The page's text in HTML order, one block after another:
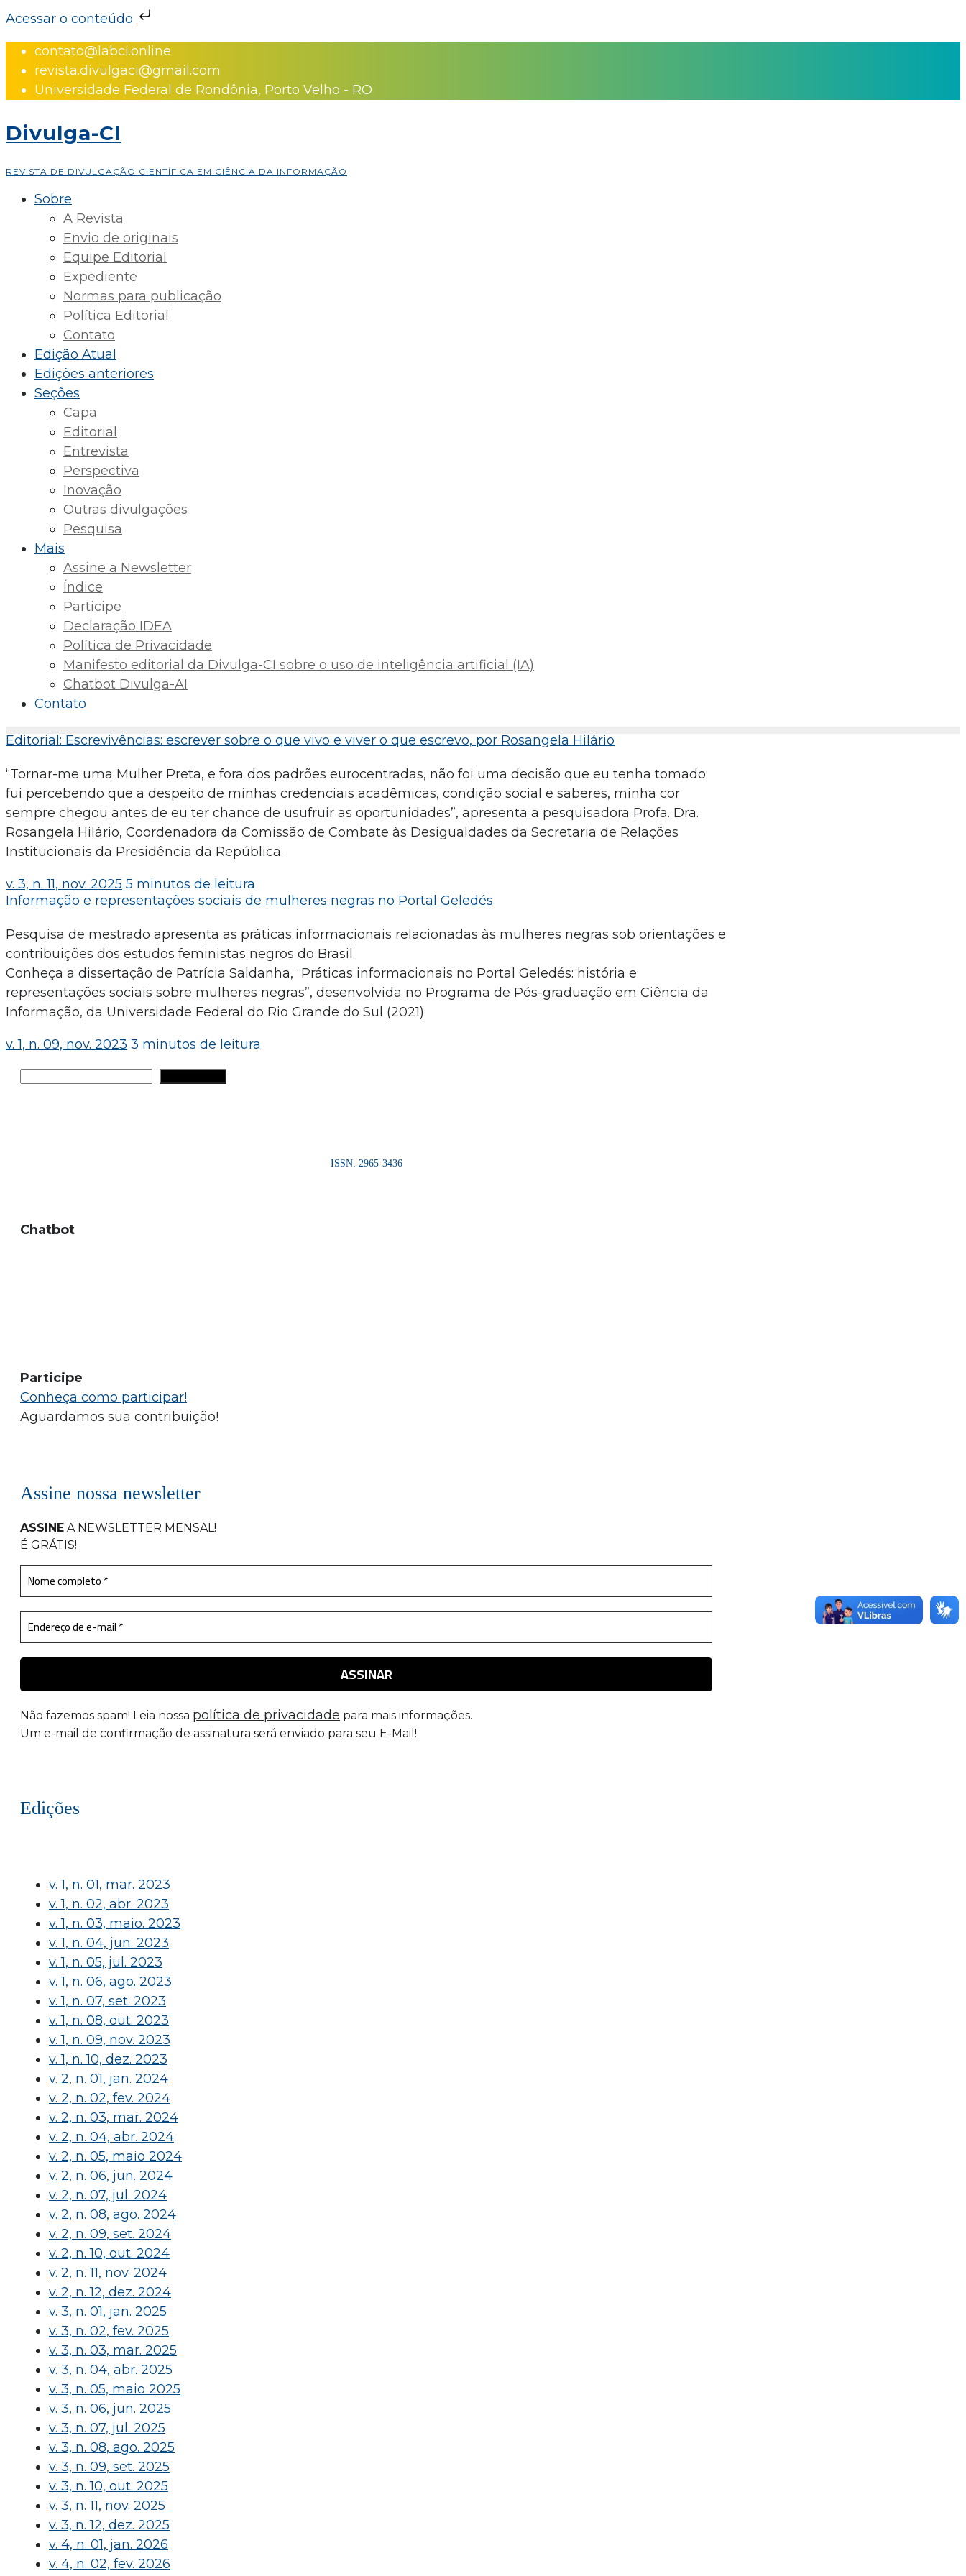
Acessar o conteúdo
Skip
content
contato@labci.online
revista.divulgaci@gmail.com
Universidade Federal de Rondônia, Porto Velho - RO
Divulga-CI
REVISTA DE DIVULGAÇÃO CIENTÍFICA EM CIÊNCIA DA INFORMAÇÃO
Sobre
A Revista
Envio de originais
Equipe Editorial
Expediente
Normas para publicação
Política Editorial
Contato
Edição Atual
Edições anteriores
Seções
Capa
Editorial
Entrevista
Perspectiva
Inovação
Outras divulgações
Pesquisa
Mais
Assine a Newsletter
Índice
Participe
Declaração IDEA
Política de Privacidade
Manifesto editorial da Divulga-CI sobre o uso de inteligência artificial (IA)
Chatbot Divulga-AI
Contato
Editorial: Escrevivências: escrever sobre o que vivo e viver o que escrevo, por Rosangela Hilário
“Tornar-me uma Mulher Preta, e fora dos padrões eurocentradas, não foi uma decisão que eu tenha tomado:
fui percebendo que a despeito de minhas credenciais acadêmicas, condição social e saberes, minha cor
sempre chegou antes de eu ter chance de usufruir as oportunidades”, apresenta a pesquisadora Profa. Dra.
Rosangela Hilário, Coordenadora da Comissão de Combate às Desigualdades da Secretaria de Relações
Institucionais da Presidência da República.
v. 3, n. 11, nov. 2025 5 minutos de leitura
Informação e representações sociais de mulheres negras no Portal Geledés
Pesquisa de mestrado apresenta as práticas informacionais relacionadas às mulheres negras sob orientações e
contribuições dos estudos feministas negros do Brasil.
Conheça a dissertação de Patrícia Saldanha, “Práticas informacionais no Portal Geledés: história e
representações sociais sobre mulheres negras”, desenvolvida no Programa de Pós-graduação em Ciência da
Informação, da Universidade Federal do Rio Grande do Sul (2021).
v. 1, n. 09, nov. 2023 3 minutos de leitura
Pesquisar
ISSN: 2965-3436
Chatbot
Participe
Conheça como participar!
Aguardamos sua contribuição!
Assine nossa newsletter
ASSINE A NEWSLETTER MENSAL!
É GRÁTIS!
Não fazemos spam! Leia nossa política de privacidade para mais informações.
Um e-mail de confirmação de assinatura será enviado para seu E-Mail!
Edições
v. 1, n. 01, mar. 2023
v. 1, n. 02, abr. 2023
v. 1, n. 03, maio. 2023
v. 1, n. 04, jun. 2023
v. 1, n. 05, jul. 2023
v. 1, n. 06, ago. 2023
v. 1, n. 07, set. 2023
v. 1, n. 08, out. 2023
v. 1, n. 09, nov. 2023
v. 1, n. 10, dez. 2023
v. 2, n. 01, jan. 2024
v. 2, n. 02, fev. 2024
v. 2, n. 03, mar. 2024
v. 2, n. 04, abr. 2024
v. 2, n. 05, maio 2024
v. 2, n. 06, jun. 2024
v. 2, n. 07, jul. 2024
v. 2, n. 08, ago. 2024
v. 2, n. 09, set. 2024
v. 2, n. 10, out. 2024
v. 2, n. 11, nov. 2024
v. 2, n. 12, dez. 2024
v. 3, n. 01, jan. 2025
v. 3, n. 02, fev. 2025
v. 3, n. 03, mar. 2025
v. 3, n. 04, abr. 2025
v. 3, n. 05, maio 2025
v. 3, n. 06, jun. 2025
v. 3, n. 07, jul. 2025
v. 3, n. 08, ago. 2025
v. 3, n. 09, set. 2025
v. 3, n. 10, out. 2025
v. 3, n. 11, nov. 2025
v. 3, n. 12, dez. 2025
v. 4, n. 01, jan. 2026
v. 4, n. 02, fev. 2026